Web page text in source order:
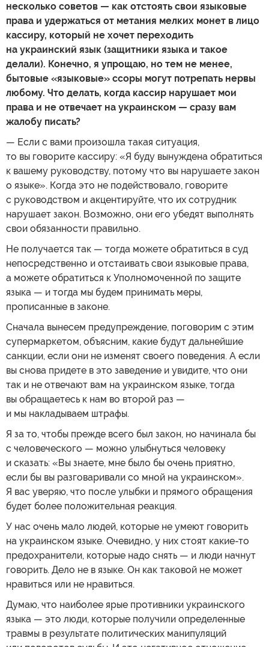
несколько советов — как отстоять свои языковые
права и удержаться от метания мелких монет в лицо
кассиру, который не хочет переходить
на украинский язык (защитники языка и такое
делали). Конечно, я упрощаю, но тем не менее,
бытовые «языковые» ссоры могут потрепать нервы
любому. Что делать, когда кассир нарушает мои
права и не отвечает на украинском — сразу вам
жалобу писать?
— Если с вами произошла такая ситуация,
то вы говорите кассиру: «Я буду вынуждена обратиться
к вашему руководству, потому что вы нарушаете закон
о языке». Когда это не подействовало, говорите
с руководством и акцентируйте, что их сотрудник
нарушает закон. Возможно, они его убедят выполнять
свои обязанности правильно.
Не получается так — тогда можете обратиться в суд
непосредственно и отстаивать свои языковые права,
а можете обратиться к Уполномоченной по защите
языка — и тогда мы будем принимать меры,
прописанные в законе.
Сначала вынесем предупреждение, поговорим с этим
супермаркетом, объясним, какие будут дальнейшие
санкции, если они не изменят своего поведения. А если
вы снова придете в это заведение и увидите, что они
так и не отвечают вам на украинском языке, тогда
вы обращаетесь к нам во второй раз —
и мы накладываем штрафы.
Я за то, чтобы прежде всего был закон, но начинала бы
с человеческого — можно улыбнуться человеку
и сказать: «Вы знаете, мне было бы очень приятно,
если бы вы разговаривали со мной на украинском».
Я вас уверяю, что после улыбки и прямого обращения
будет более положительная реакция.
У нас очень мало людей, которые не умеют говорить
на украинском языке. Очевидно, у них стоят какие-то
предохранители, которые надо снять — и люди начнут
говорить. Дело не в языке. Он как таковой не может
нравиться или не нравиться.
Думаю, что наиболее ярые противники украинского
языка — это люди, которые получили определенные
травмы в результате политических манипуляций